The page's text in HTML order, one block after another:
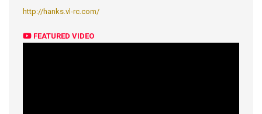
http://hanks.vl-rc.com/
FEATURED VIDEO